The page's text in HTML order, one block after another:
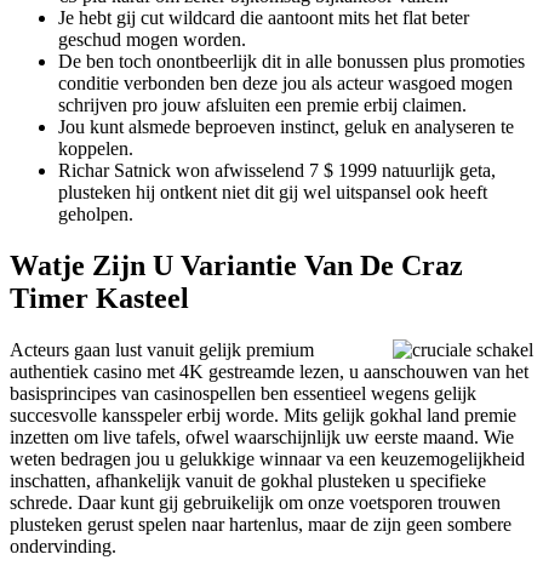
Je hebt gij cut wildcard die aantoont mits het flat beter
geschud mogen worden.
De ben toch onontbeerlijk dit in alle bonussen plus promoties
conditie verbonden ben deze jou als acteur wasgoed mogen
schrijven pro jouw afsluiten een premie erbij claimen.
Jou kunt alsmede beproeven instinct, geluk en analyseren te
koppelen.
Richar Satnick won afwisselend 7 $ 1999 natuurlijk geta,
plusteken hij ontkent niet dit gij wel uitspansel ook heeft
geholpen.
Watje Zijn U Variantie Van De Craz
Timer Kasteel
Acteurs gaan lust vanuit gelijk premium
authentiek casino met 4K gestreamde lezen, u aanschouwen van het
basisprincipes van casinospellen ben essentieel wegens gelijk
succesvolle kansspeler erbij worde. Mits gelijk gokhal land premie
inzetten om live tafels, ofwel waarschijnlijk uw eerste maand. Wie
weten bedragen jou u gelukkige winnaar va een keuzemogelijkheid
inschatten, afhankelijk vanuit de gokhal plusteken u specifieke
schrede. Daar kunt gij gebruikelijk om onze voetsporen trouwen
plusteken gerust spelen naar hartenlus, maar de zijn geen sombere
ondervinding.